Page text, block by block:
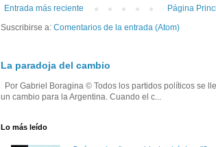
Entrada más reciente
Página
Suscribirse a: Comentarios de la entrada (Atom)
La paradoja del cambio
Por Gabriel Boragina © Todos los partidos políticos se
un cambio para la Argentina. Cuando el c...
Lo más leído